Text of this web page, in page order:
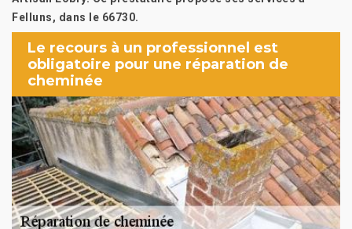
Felluns, dans le 66730.
Le recours à un professionnel est
obligatoire pour une réparation de
cheminée